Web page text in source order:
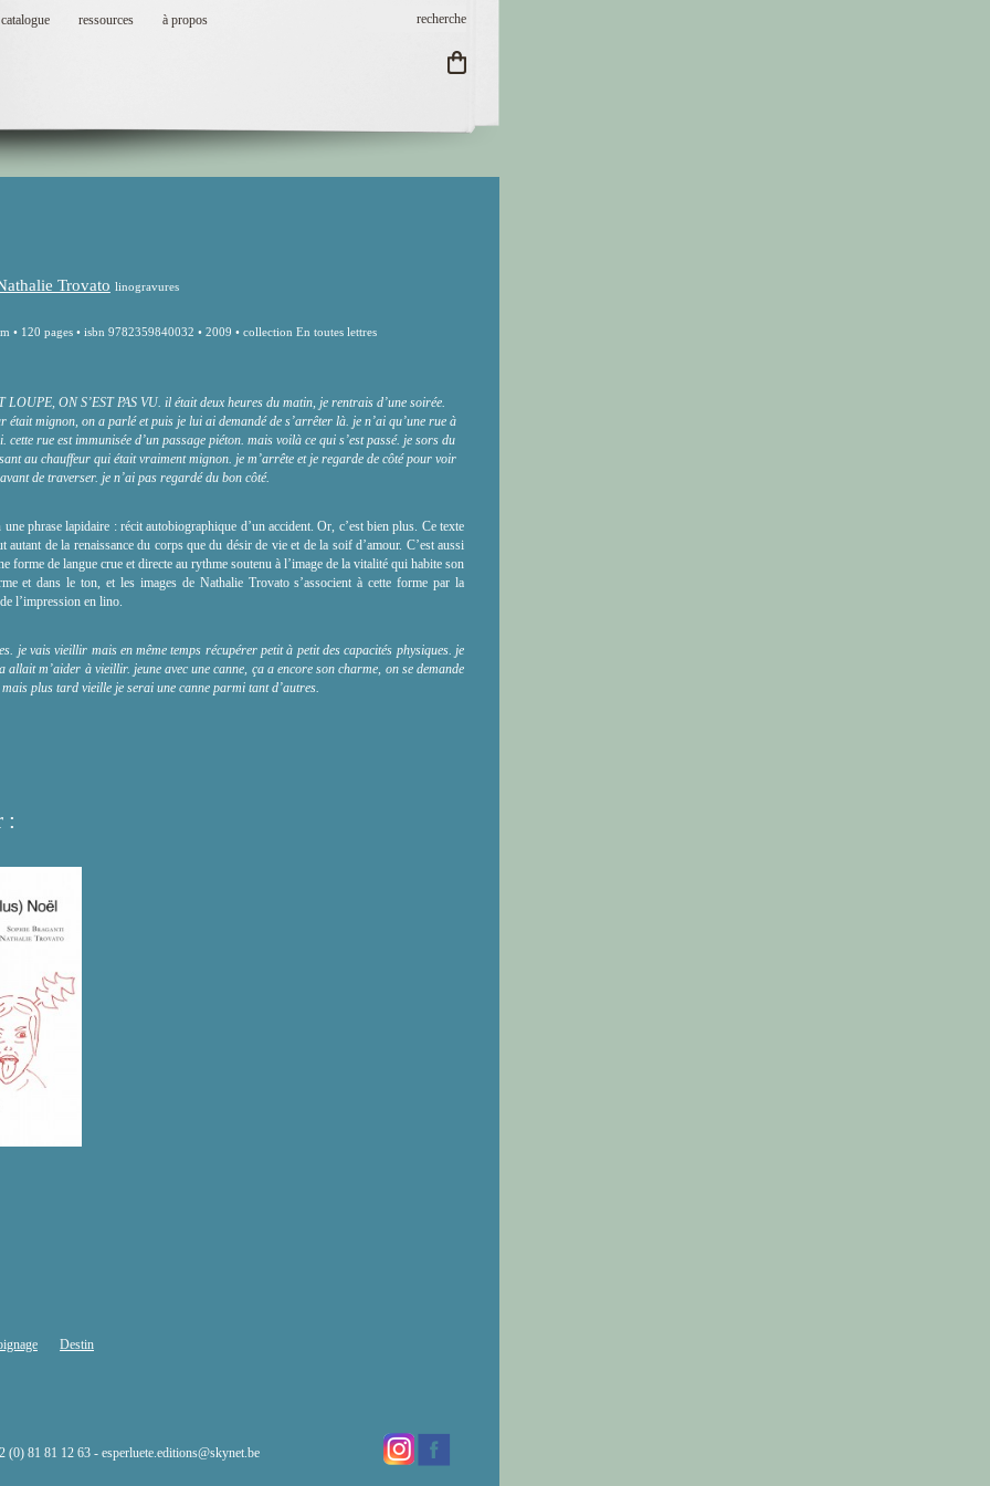
catalogue ressources à propos
Trovato linogravures
• 120 pages • isbn 9782359840032 • 2009 • collection En toutes lettres
LOUPE, ON S’EST PAS VU. il était deux heures du matin, je rentrais d’une soirée.
était mignon, on a parlé et puis je lui ai demandé de s’arrêter là. je n’ai qu’une rue à
cette rue est immunisée d’un passage piéton. mais voilà ce qui s’est passé. je sors du
au chauffeur qui était vraiment mignon. je m’arrête et je regarde de côté pour voir
de traverser. je n’ai pas regardé du bon côté.
phrase lapidaire : récit autobiographique d’un accident. Or, c’est bien plus. Ce texte
de la renaissance du corps que du désir de vie et de la soif d’amour. C’est aussi
forme de langue crue et directe au rythme soutenu à l’image de la vitalité qui habite son
et dans le ton, et les images de Nathalie Trovato s’associent à cette forme par la
l’impression en lino.
je vais vieillir mais en même temps récupérer petit à petit des capacités physiques. je
allait m’aider à vieillir. jeune avec une canne, ça a encore son charme, on se demande
plus tard vieille je serai une canne parmi tant d’autres.
:
Destin
(0) 81 81 12 63 - esperluete.editions@skynet.be